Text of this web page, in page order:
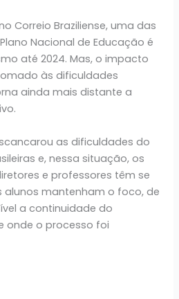
Correio Braziliense, uma das
Nacional de Educação é
até 2024. Mas, o impacto
às dificuldades
ainda mais distante a
as dificuldades do
e, nessa situação, os
e professores têm se
mantenham o foco, de
a continuidade do
onde o processo foi